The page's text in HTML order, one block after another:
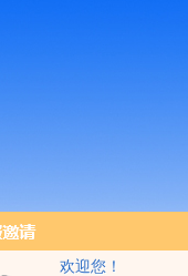
欢迎您！